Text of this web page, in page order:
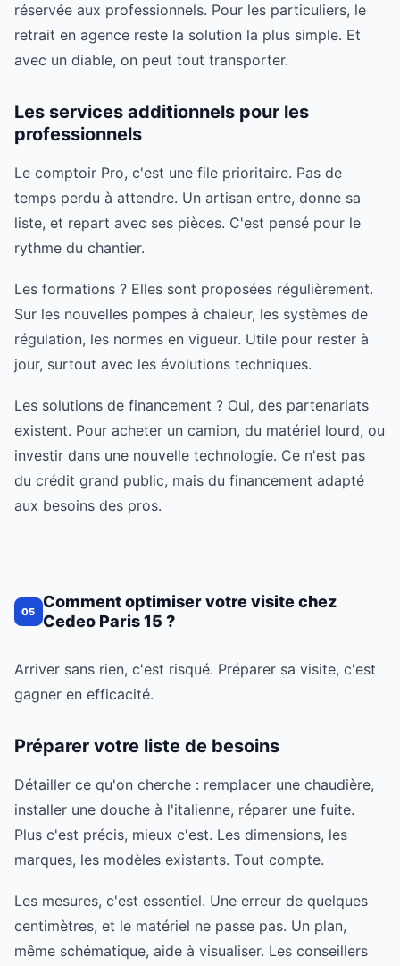
réservée aux professionnels. Pour les particuliers, le
retrait en agence reste la solution la plus simple. Et
avec un diable, on peut tout transporter.
Les services additionnels pour les
professionnels
Le comptoir Pro, c'est une file prioritaire. Pas de
temps perdu à attendre. Un artisan entre, donne sa
liste, et repart avec ses pièces. C'est pensé pour le
rythme du chantier.
Les formations ? Elles sont proposées régulièrement.
Sur les nouvelles pompes à chaleur, les systèmes de
régulation, les normes en vigueur. Utile pour rester à
jour, surtout avec les évolutions techniques.
Les solutions de financement ? Oui, des partenariats
existent. Pour acheter un camion, du matériel lourd, ou
investir dans une nouvelle technologie. Ce n'est pas
du crédit grand public, mais du financement adapté
aux besoins des pros.
05
Comment optimiser votre visite chez
Cedeo Paris 15 ?
Arriver sans rien, c'est risqué. Préparer sa visite, c'est
gagner en efficacité.
Préparer votre liste de besoins
Détailler ce qu'on cherche : remplacer une chaudière,
installer une douche à l'italienne, réparer une fuite.
Plus c'est précis, mieux c'est. Les dimensions, les
marques, les modèles existants. Tout compte.
Les mesures, c'est essentiel. Une erreur de quelques
centimètres, et le matériel ne passe pas. Un plan,
même schématique, aide à visualiser. Les conseillers